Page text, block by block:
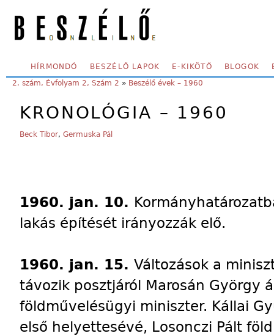
SECONDARY MENU
HÍRMONDÓ BESZÉLŐ LAPOK E-KIKÖTŐ BLOGOK
YOU ARE HERE:
2. szám, Évfolyam 2, Szám 2 » Beszélő évek – 1960
KRONOLÓGIA – 1960
Beck Tibor, Germuska Pál
1960. jan. 10.
lakás építését irányozzák elő.
1960. jan. 15. Változások a
távozik posztjáról Marosán György
földművelésügyi miniszter. Kállai
első helyettesévé, Losonczi Pált